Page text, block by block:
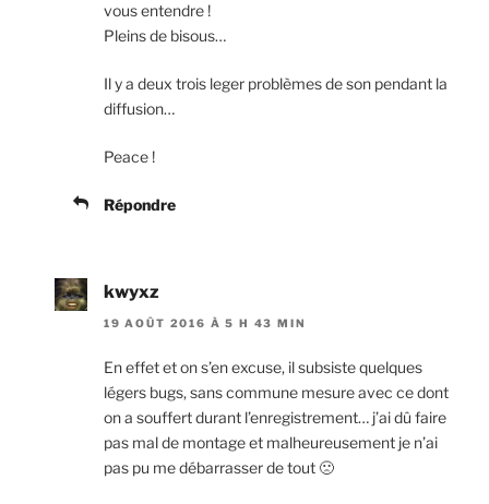
vous entendre !
Pleins de bisous…
Il y a deux trois leger problèmes de son pendant la
diffusion…
Peace !
Répondre
kwyxz
19 AOÛT 2016 À 5 H 43 MIN
En effet et on s’en excuse, il subsiste quelques
légers bugs, sans commune mesure avec ce dont
on a souffert durant l’enregistrement… j’ai dû faire
pas mal de montage et malheureusement je n’ai
pas pu me débarrasser de tout 🙁